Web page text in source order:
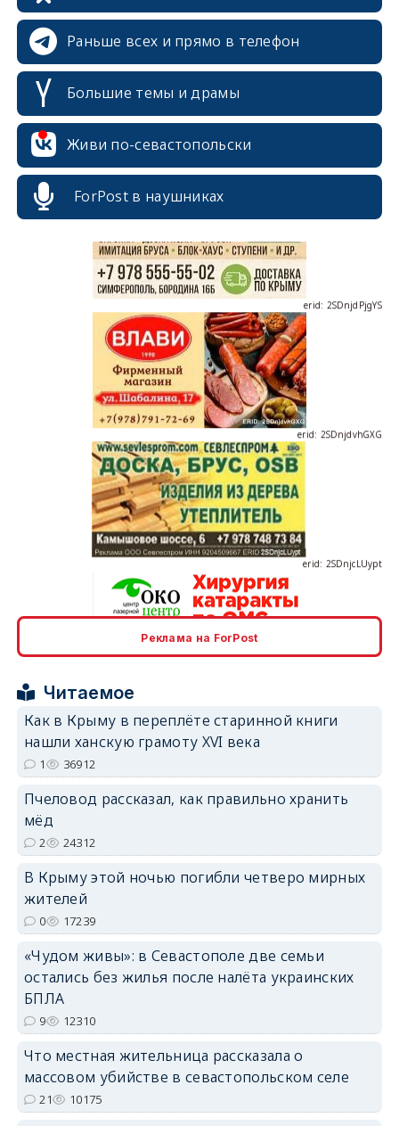
Раньше всех и прямо в телефон
Большие темы и драмы
Живи по-севастопольски
ForPost в наушниках
erid: 2SDnjcrDNw6
erid: 2SDnjdvhGXG
Реклама на ForPost
Читаемое
Как в Крыму в переплёте старинной книги
нашли ханскую грамоту XVI века
1 36912
Пчеловод рассказал, как правильно хранить
мёд
2 24312
В Крыму этой ночью погибли четверо мирных
жителей
0 17239
«Чудом живы»: в Севастополе две семьи
остались без жилья после налёта украинских
БПЛА
9 12310
Что местная жительница рассказала о
массовом убийстве в севастопольском селе
21 10175